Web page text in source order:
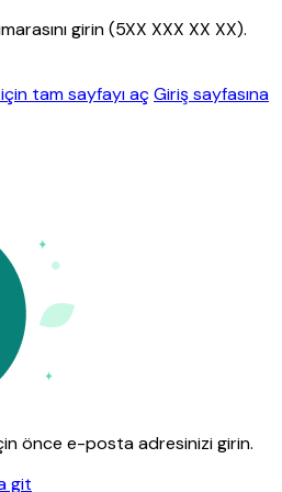
girin (5XX XXX XX XX).
tam sayfayı açGiriş sayfasına
önce e-posta adresinizi girin.
git